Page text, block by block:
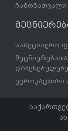
ჩამონათვალი
სამეცნიერო